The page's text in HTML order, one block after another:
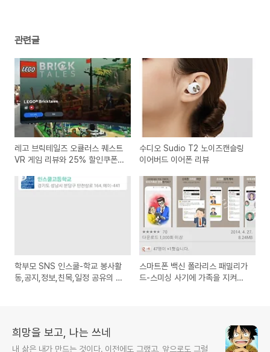
관련글
레고 브릭테일즈 오큘러스 퀘스트
VR 게임 리뷰와 25% 할인쿠폰
수디오 Sudio T2 노이즈캔슬링
이어버드 이어폰 리뷰
학부모 SNS 인스쿨-학교 봉사활
동,공지,정보,친목,일정 공유의 스
스마트폰 백신 폴라리스 패밀리가
드-스미싱 사기에 가족을 지켜주
희망을 보고, 나는 쓰네
내 삶은 내가 만드는 것이다. 이전에도 그랬고, 앞으로도 그럴